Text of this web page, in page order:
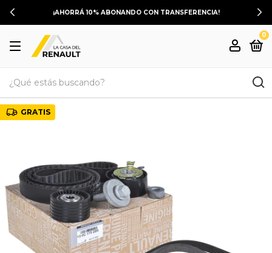
¡AHORRÁ 10% ABONANDO CON TRANSFERENCIA!
0
GRATIS